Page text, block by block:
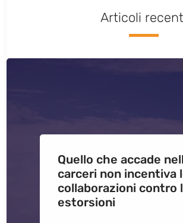
Articoli
Quello che accade
carceri non incentiva
collaborazioni contro
estorsioni